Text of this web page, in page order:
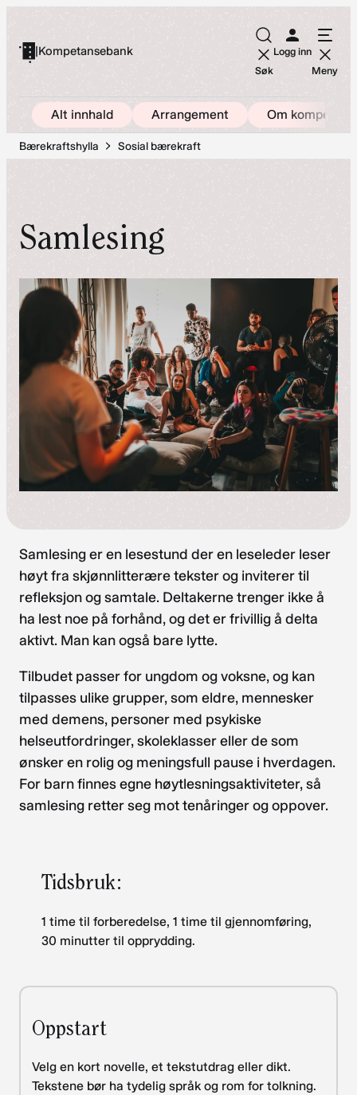
innhold
|Kompetansebank
Søk
Logg inn
Meny
Alt innhald Arrangement Om
Bærekraftshylla Sosial bærekraft
Samlesing
Samlesing er en lesestund der en leseleder leser
høyt fra skjønnlitterære tekster og inviterer til
refleksjon og samtale. Deltakerne trenger ikke å
ha lest noe på forhånd, og det er frivillig å delta
aktivt. Man kan også bare lytte.
Tilbudet passer for ungdom og voksne, og kan
tilpasses ulike grupper, som eldre, mennesker
med demens, personer med psykiske
helseutfordringer, skoleklasser eller de som
ønsker en rolig og meningsfull pause i hverdagen.
For barn finnes egne høytlesningsaktiviteter, så
samlesing retter seg mot tenåringer og oppover.
Tidsbruk:
1 time til forberedelse, 1 time til gjennomføring,
30 minutter til opprydding.
Oppstart
Velg en kort novelle, et tekstutdrag eller dikt.
Tekstene bør ha tydelig språk og rom for tolkning.